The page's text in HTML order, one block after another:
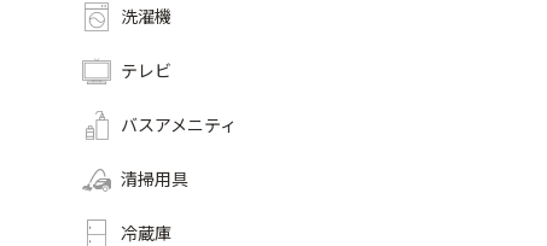
洗濯機
テレビ
バスアメニティ
清掃用具
冷蔵庫